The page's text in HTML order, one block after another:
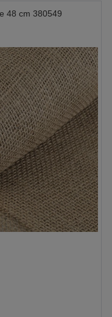
48 cm 380549